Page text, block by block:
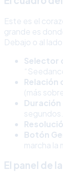
Este es el
grande es
Debajo o al
Selector
Relación
(más
Duración
segundos.
Botón
marcha la
El panel de